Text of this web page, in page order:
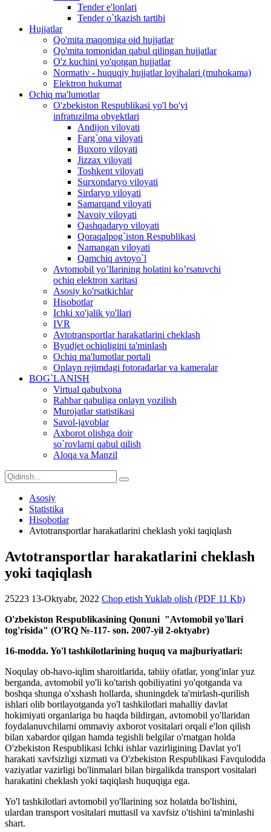
Tender e'lonlari
Tender o`tkazish tartibi
Hujjatlar
Qo'mita maqomiga oid hujjatlar
Qo'mita tomonidan qabul qilingan hujjatlar
O'z kuchini yo'qotgan hujjatlar
Normativ - huquqiy hujjatlar loyihalari (muhokama)
Elektron hukumat
Ochiq ma'lumotlar
O'zbekiston Respublikasi yo'l bo'yi
infratuzilma obyektlari
Andijon viloyati
Farg`ona viloyati
Buxoro viloyati
Jizzax viloyati
Toshkent viloyati
Surxondaryo viloyati
Sirdaryo viloyati
Samarqand viloyati
Navoiy viloyati
Qashqadaryo viloyati
Qoraqalpog`iston Respublikasi
Namangan viloyati
Qamchiq avtoyo`l
Avtomobil yo’llarining holatini ko’rsatuvchi
ochiq elektron xaritasi
Asosiy ko'rsatkichlar
Hisobotlar
Ichki xo'jalik yo'llari
IVR
Avtotransportlar harakatlarini cheklash
Byudjet ochiqligini ta'minlash
Ochiq ma'lumotlar portali
Onlayn rejimdagi fotoradarlar va kameralar
BOG`LANISH
Virtual qabulxona
Rahbar qabuliga onlayn yozilish
Murojatlar statistikasi
Savol-javoblar
Axborot olishga doir
so`rovlarni qabul qilish
Aloqa va Manzil
Asosiy
Statistika
Hisobotlar
Avtotransportlar harakatlarini cheklash yoki taqiqlash
Avtotransportlar harakatlarini cheklash
yoki taqiqlash
25223 13-Oktyabr, 2022 Chop etish Yuklab olish (PDF 11 Kb)
O'zbekiston Respublikasining Qonuni "Avtomobil yo'llari
tog'risida" (O'RQ №-117- son. 2007-yil 2-oktyabr)
16-modda. Yo'l tashkilotlarining huquq va majburiyatlari:
Noqulay ob-havo-iqlim sharoitlarida, tabiiy ofatlar, yong'inlar yuz
berganda, avtomobil yo'li ko'tarish qobiliyatini yo'qotganda va
boshqa shunga o'xshash hollarda, shuningdek ta'mirlash-qurilish
ishlari olib borilayotganda yo'l tashkilotlari mahalliy davlat
hokimiyati organlariga bu haqda bildirgan, avtomobil yo'llaridan
foydalanuvchilarni ommaviy axborot vositalari orqali e'lon qilish
bilan xabardor qilgan hamda tegishli belgilar o'rnatgan holda
O'zbekiston Respublikasi Ichki ishlar vazirligining Davlat yo'l
harakati xavfsizligi xizmati va O'zbekiston Respublikasi Favqulodda
vaziyatlar vazirligi bo'linmalari bilan birgalikda transport vositalari
harakatini cheklash yoki taqiqlash huquqiga ega.
Yo'l tashkilotlari avtomobil yo'llarining soz holatda bo'lishini,
ulardan transport vositalari muttasil va xavfsiz o'tishini ta'minlashi
shart.